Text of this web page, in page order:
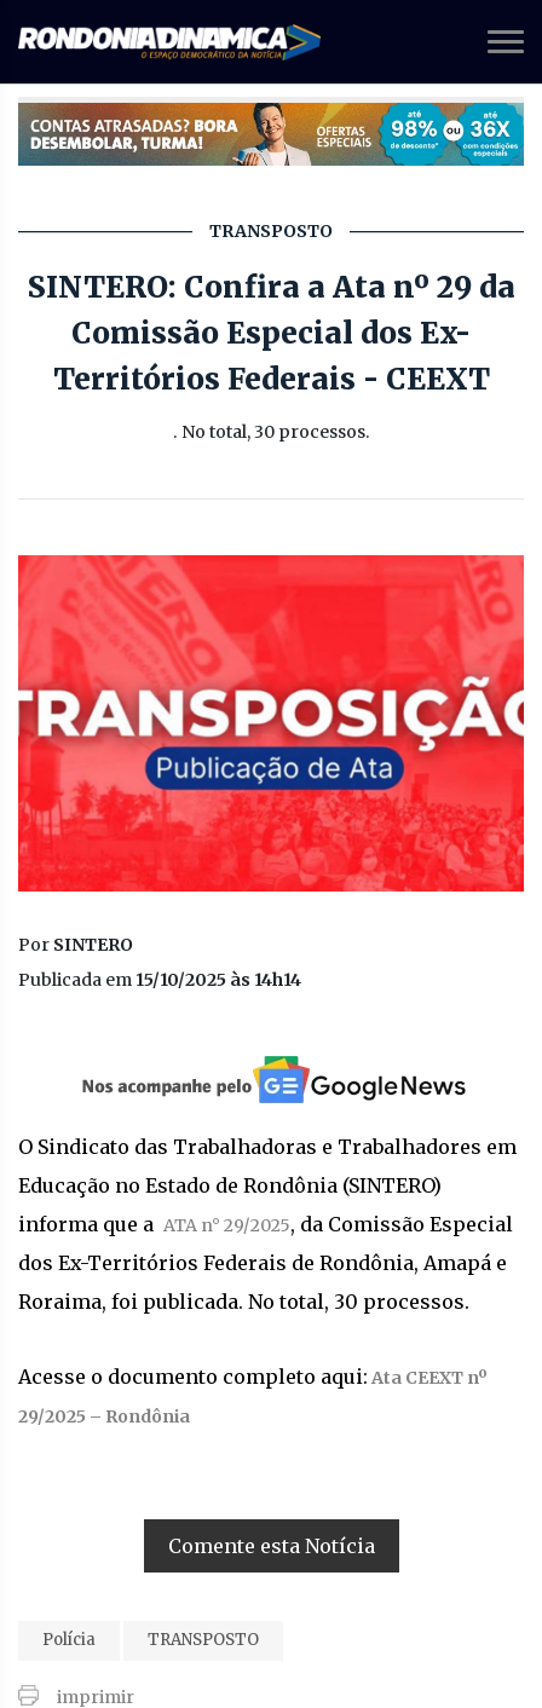
TRANSPOSTO
SINTERO: Confira a Ata nº 29 da
Comissão Especial dos Ex-
Territórios Federais - CEEXT
. No total, 30 processos.
Por SINTERO
Publicada em 15/10/2025 às 14h14
O Sindicato das Trabalhadoras e Trabalhadores em
Educação no Estado de Rondônia (SINTERO)
informa que a ATA n° 29/2025, da Comissão Especial
dos Ex-Territórios Federais de Rondônia, Amapá e
Roraima, foi publicada. No total, 30 processos.
Acesse o documento completo aqui: Ata CEEXT nº
29/2025 – Rondônia
Comente esta Notícia
Polícia TRANSPOSTO
imprimir